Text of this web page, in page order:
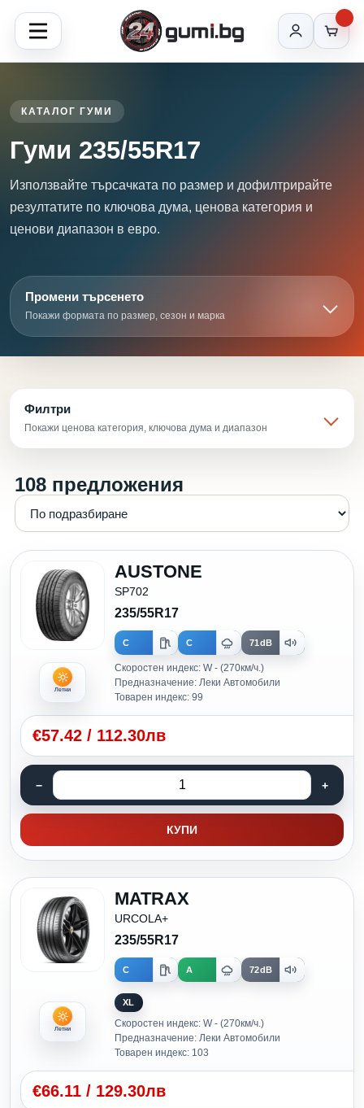
КАТАЛОГ ГУМИ
Гуми 235/55R17
Използвайте търсачката по размер и дофилтрирайте
резултатите по ключова дума, ценова категория и
ценови диапазон в евро.
Промени търсенето
Покажи формата по размер, сезон и марка
Филтри
Покажи ценова категория, ключова дума и диапазон
108 предложения
Летни
AUSTONE
SP702
235/55R17
C C 71dB
Скоростен индекс: W - (270км/ч.)
Предназначение: Леки Автомобили
Товарен индекс: 99
€57.42 / 112.30лв
КУПИ
Летни
MATRAX
URCOLA+
235/55R17
C A 72dB
XL
Скоростен индекс: W - (270км/ч.)
Предназначение: Леки Автомобили
Товарен индекс: 103
€66.11 / 129.30лв